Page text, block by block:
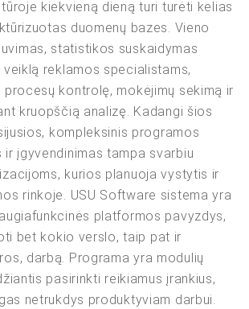
kiekvieną dieną turi turėti kelias
duomenų bazes. Vieno
statistikos suskaidymas
reklamos specialistams,
procesų kontrolę, mokėjimų sekimą ir
kruopščią analizę. Kadangi šios
kompleksinis programos
įgyvendinimas tampa svarbiu
kurios planuoja vystytis ir
rinkoje. USU Software sistema yra
platformos pavyzdys,
bet kokio verslo, taip pat ir
darbą. Programa yra modulių
pasirinkti reikiamus įrankius,
netrukdys produktyviam darbui.